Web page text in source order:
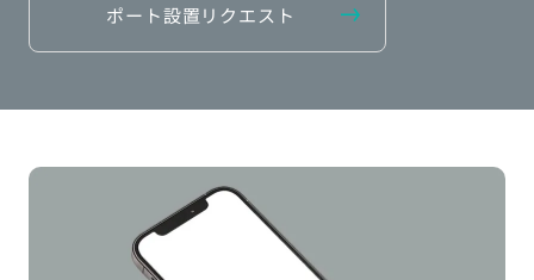
ポート設置リクエスト